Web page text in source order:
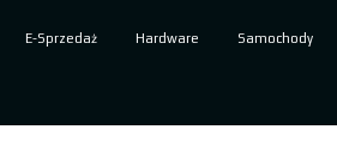
E-Sprzedaż Hardware Samochody